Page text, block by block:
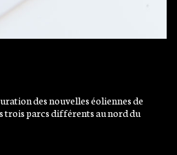
des nouvelles éoliennes de
trois parcs différents au nord du